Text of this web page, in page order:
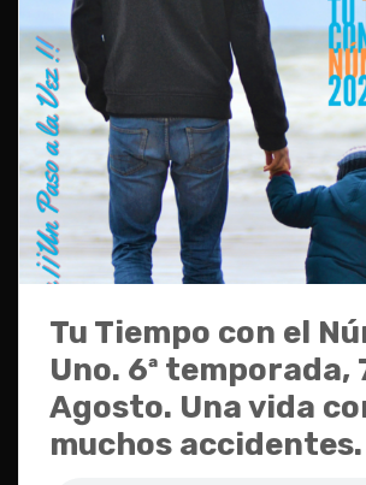
Tu Tiempo con el
Uno. 6ª temporada,
Agosto. Una vida
muchos accidentes.